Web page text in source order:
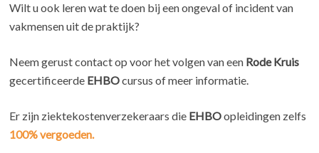
Wilt u ook leren wat te doen bij een ongeval of incident van
vakmensen uit de praktijk?
Neem gerust contact op voor het volgen van een Rode Kruis
gecertificeerde EHBOcursus of meer informatie.
Er zijn ziektekostenverzekeraars die EHBOopleidingen zelfs
100% vergoeden.